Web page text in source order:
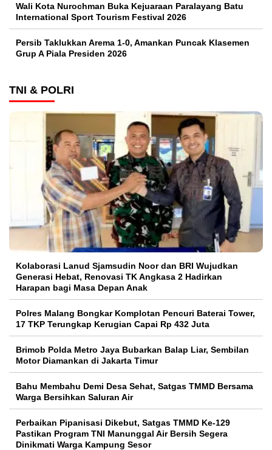
Wali Kota Nurochman Buka Kejuaraan Paralayang Batu
International Sport Tourism Festival 2026
Persib Taklukkan Arema 1-0, Amankan Puncak Klasemen
Grup A Piala Presiden 2026
TNI & POLRI
Kolaborasi Lanud Sjamsudin Noor dan BRI Wujudkan
Generasi Hebat, Renovasi TK Angkasa 2 Hadirkan
Harapan bagi Masa Depan Anak
Polres Malang Bongkar Komplotan Pencuri Baterai Tower,
17 TKP Terungkap Kerugian Capai Rp 432 Juta
Brimob Polda Metro Jaya Bubarkan Balap Liar, Sembilan
Motor Diamankan di Jakarta Timur
Bahu Membahu Demi Desa Sehat, Satgas TMMD Bersama
Warga Bersihkan Saluran Air
Perbaikan Pipanisasi Dikebut, Satgas TMMD Ke-129
Pastikan Program TNI Manunggal Air Bersih Segera
Dinikmati Warga Kampung Sesor